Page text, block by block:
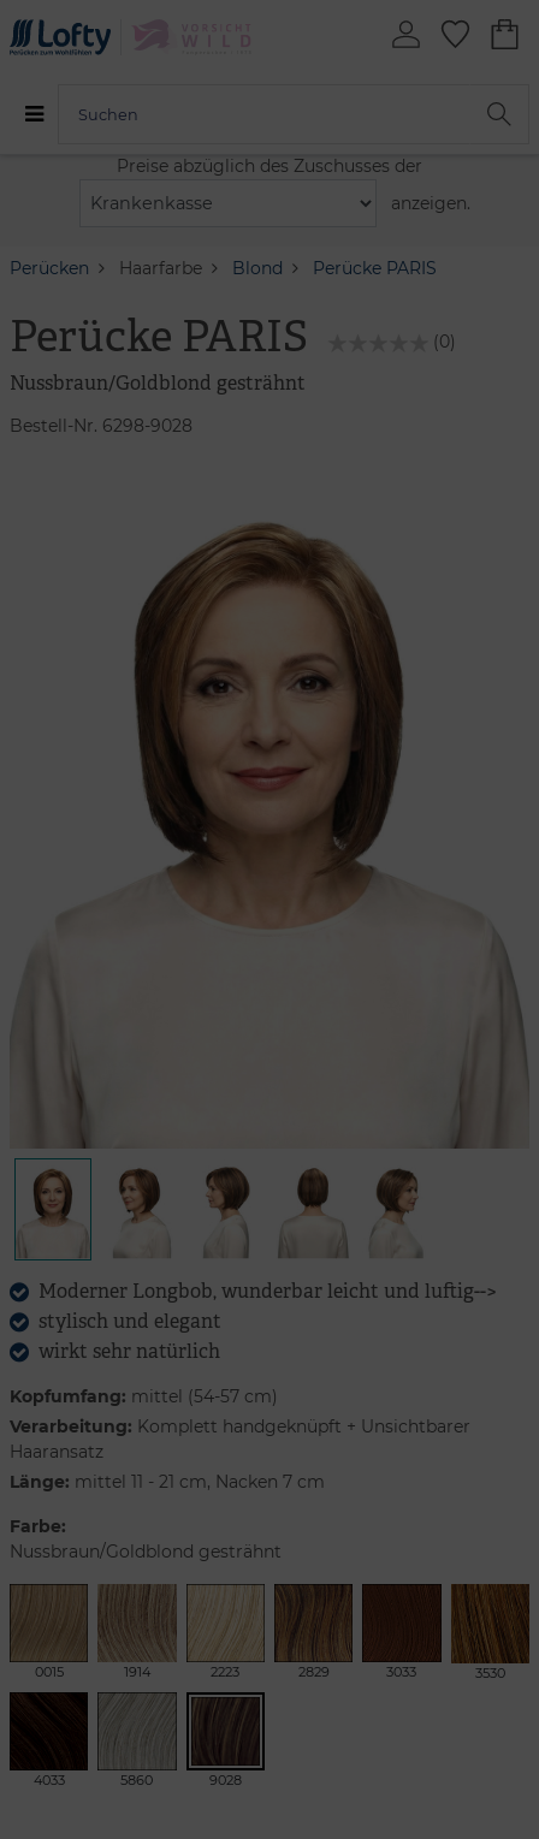
Preise abzüglich des Zuschusses der
anzeigen.
Perücken Haarfarbe Blond Perücke PARIS
Perücke PARIS (0)
Nussbraun/Goldblond gesträhnt
Bestell-Nr. 6298-9028
Moderner Longbob, wunderbar leicht und luftig-->
stylisch und elegant
wirkt sehr natürlich
Kopfumfang: mittel (54-57 cm)
Verarbeitung: Komplett handgeknüpft + Unsichtbarer
Haaransatz
Länge: mittel 11 - 21 cm, Nacken 7 cm
Farbe:
Nussbraun/Goldblond gesträhnt
0015 1914 2223 2829 3033 3530
4033 5860 9028